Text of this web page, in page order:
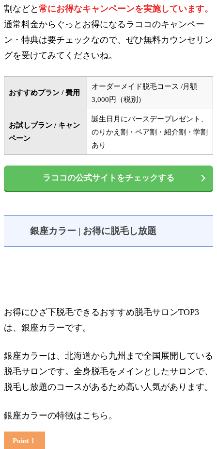
割などと 常にお得なキャンペーンを実施しています。
通常料金からぐっとお得になるラココのキャンペー
ン・特典は要チェックなので、ぜひ無料カウンセリン
グを受けてみてくださいね。
おすすめプラン / 費用
オーダーメイド脱毛コース /月額
3,000円（税別）
お試しプラン / キャン
ペーン
誕生日月にバースデープレゼント、
のりかえ割・ペア割・紹介割・学割
あり
ラココの公式サイトをチェックする
銀座カラー | お得に脱毛し放題
お得にひざ下脱毛できるおすすめ脱毛サロンTOP3
は、銀座カラーです。
銀座カラーは、北海道から九州まで全国展開している
脱毛サロンです。全身脱毛をメインとしたサロンで、
脱毛し放題のコースがあるため高い人気があります。
銀座カラーの特徴はこちら。